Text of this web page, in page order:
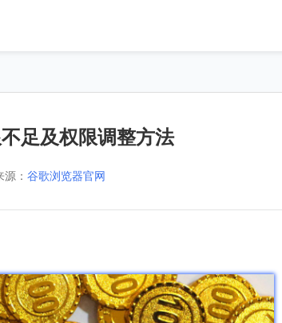
足及权限调整方法
源： 谷歌浏览器官网